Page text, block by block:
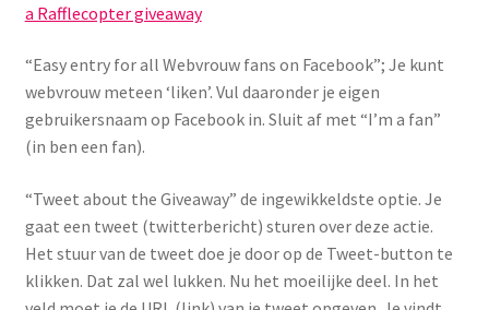
a Rafflecopter giveaway
“Easy entry for all Webvrouw fans on Facebook”; Je kunt
webvrouw meteen ‘liken’. Vul daaronder je eigen
gebruikersnaam op Facebook in. Sluit af met “I’m a fan”
(in ben een fan).
“Tweet about the Giveaway” de ingewikkeldste optie. Je
gaat een tweet (twitterbericht) sturen over deze actie.
Het stuur van de tweet doe je door op de Tweet-button te
klikken. Dat zal wel lukken. Nu het moeilijke deel. In het